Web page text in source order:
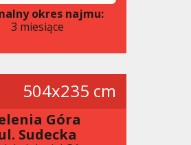
okres najmu:
3 miesiące
504x235 cm
Góra
Sudecka